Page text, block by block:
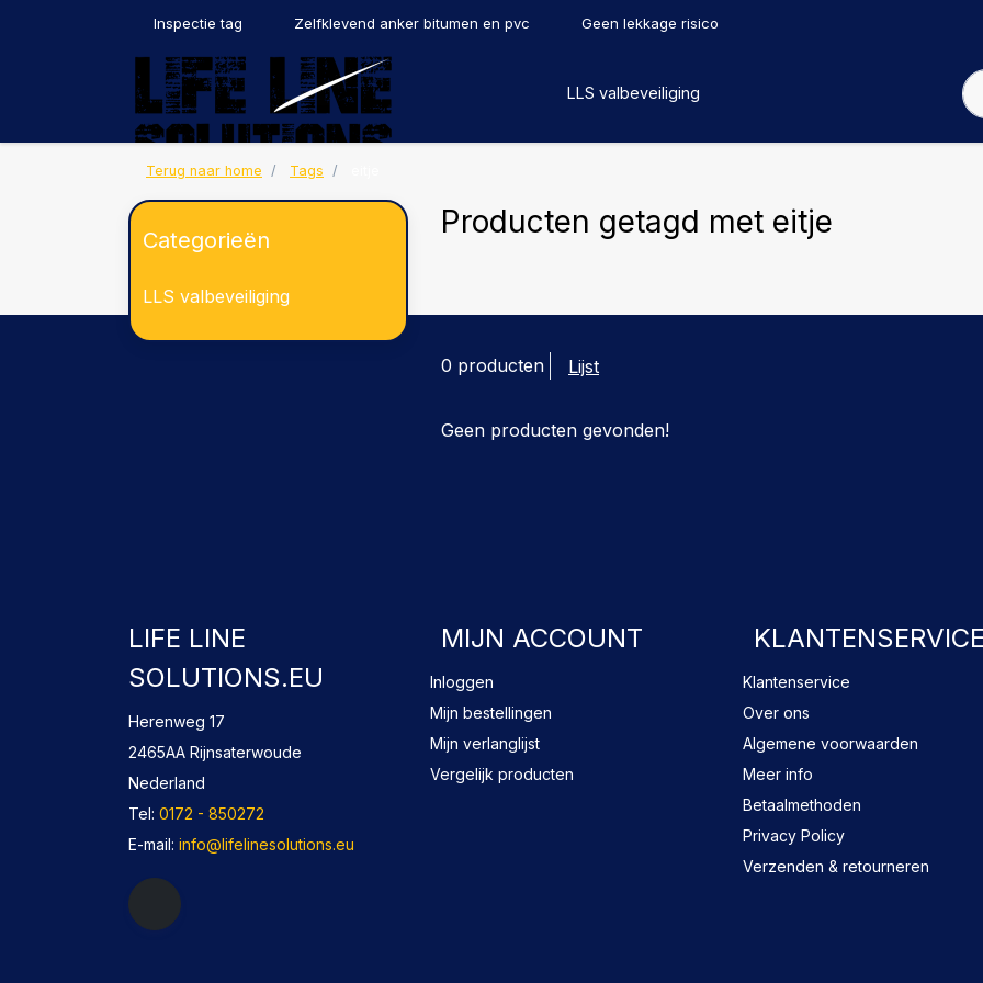
Inspectie tag Zelfklevend anker bitumen en pvc Geen lekkage risico
LLS valbeveiliging
Terug naar home Tags
Producten getagd met eitje
0 producten Lijst
Geen producten gevonden!
Categorieën
LLS valbeveiliging
LIFE LINE
SOLUTIONS.EU
Herenweg 17
2465AA Rijnsaterwoude
Nederland
Tel: 0172 - 850272
E-mail: info@lifelinesolutions.eu
MIJN ACCOUNT
Inloggen
Mijn bestellingen
Mijn verlanglijst
Vergelijk producten
Klantenservice
Over ons
Algemene voorwaarden
Meer info
Betaalmethoden
Privacy Policy
Verzenden & retourneren